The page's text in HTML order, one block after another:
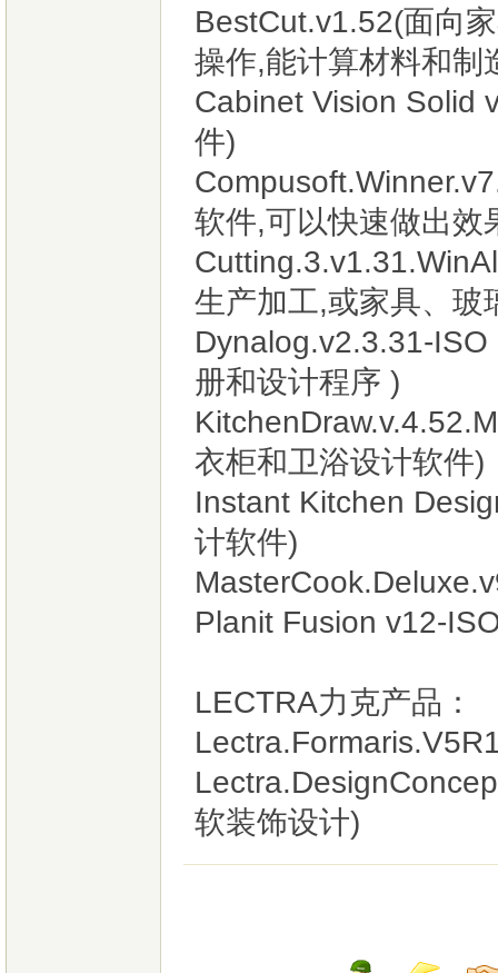
BestCut.v1.52(面向
操作,能计算材料和制
Cabinet Vision Solid
件)
软件,可以快速做出效
生产加工,或家具、玻
Dynalog.v2.3.31-
册和设计程序 )
衣柜和卫浴设计软件)
Instant Kitchen
计软件)
Planit Fusion v12-
LECTRA力克产品：
软装饰设计)